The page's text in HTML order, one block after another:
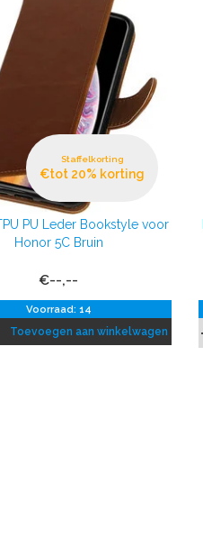
Staffelkorting
€tot 20% korting
PU Leder Bookstyle voor
Honor 5C Bruin
€--,--
Voorraad: 14
Toevoegen aan winkelwagen